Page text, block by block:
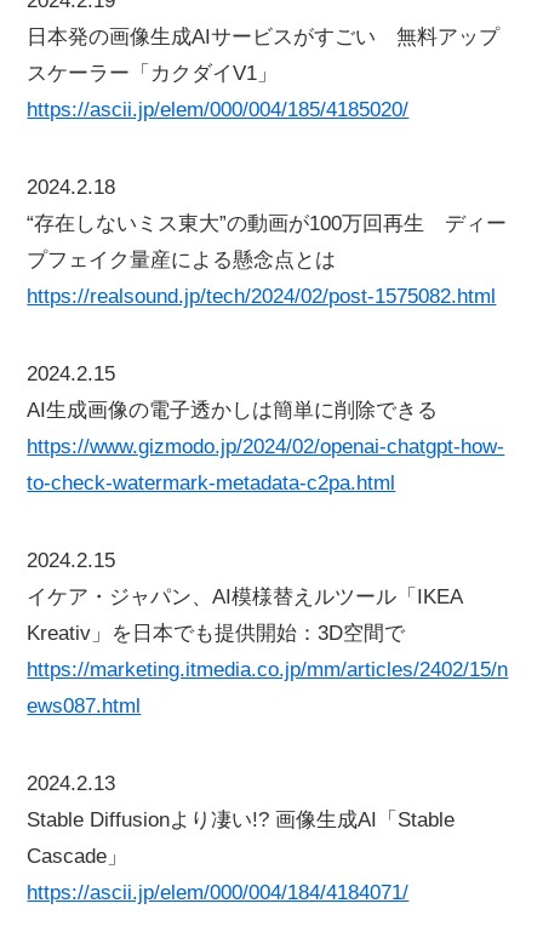
日本発の画像生成AIサービスがすごい 無料アップ
スケーラー「カクダイV1」
https://ascii.jp/elem/000/004/185/4185020/
2024.2.18
“存在しないミス東大”の動画が100万回再生 ディー
プフェイク量産による懸念点とは
https://realsound.jp/tech/2024/02/post-1575082.html
2024.2.15
AI生成画像の電子透かしは簡単に削除できる
https://www.gizmodo.jp/2024/02/openai-chatgpt-how-
to-check-watermark-metadata-c2pa.html
2024.2.15
イケア・ジャパン、AI模様替えルツール「IKEA
Kreativ」を日本でも提供開始：3D空間で
https://marketing.itmedia.co.jp/mm/articles/2402/15/n
ews087.html
2024.2.13
Stable Diffusionより凄い!? 画像生成AI「Stable
Cascade」
https://ascii.jp/elem/000/004/184/4184071/